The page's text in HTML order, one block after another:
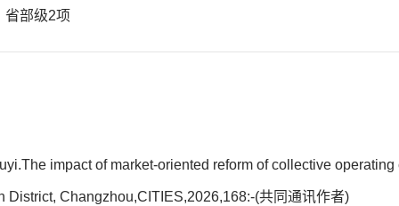
省部级2项
impact of market-oriented reform of collective
Changzhou,CITIES,2026,168:-(共同通讯作者)